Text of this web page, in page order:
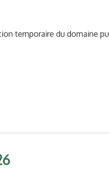
temporaire du domaine